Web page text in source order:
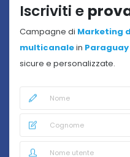
Iscriviti e
Campagne di Marketing
multicanalein Paraguay
sicure e personalizzate.